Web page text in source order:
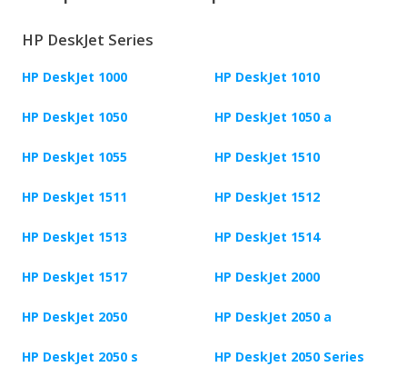
HP DeskJet Series
HP DeskJet 1000 HP DeskJet 1010
HP DeskJet 1050 HP DeskJet 1050 a
HP DeskJet 1055 HP DeskJet 1510
HP DeskJet 1511 HP DeskJet 1512
HP DeskJet 1513 HP DeskJet 1514
HP DeskJet 1517 HP DeskJet 2000
HP DeskJet 2050 HP DeskJet 2050 a
HP DeskJet 2050 s HP DeskJet 2050 Series